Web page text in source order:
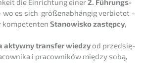
die Einrich­tung einer2. Führungs­
wo es sich größen­ab­hän­gig verbie­tet –
kompe­ten­ten Stanowis­ko zastęp­cy,
aktyw­ny trans­fer wiedzy od przedsię­
i pracow­ni­ków między sobą,